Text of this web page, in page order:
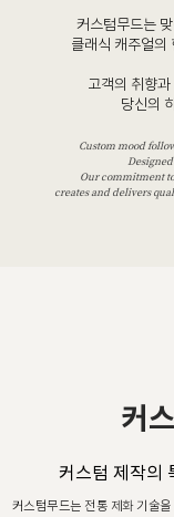
커스텀무드는
클래식 캐주얼의
고객의 취향
당신의
Custom mood
Our commitment
creates and delivers
커
커스텀 제작의
커스텀무드는 전통 제화 기술